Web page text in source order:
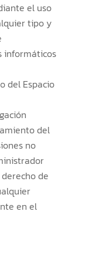
el uso
tipo y
informáticos
del Espacio
del
no
de
en el